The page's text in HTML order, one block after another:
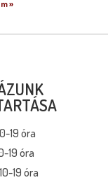
»
19 óra
19 óra
19 óra